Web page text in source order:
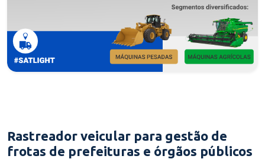
Rastreador veicular para gestão de
frotas de prefeituras e órgãos públicos